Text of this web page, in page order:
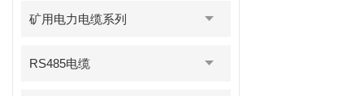
矿用电力电缆系列
RS485电缆